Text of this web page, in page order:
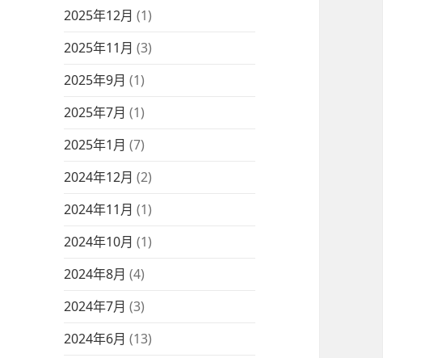
2025年12月 (1)
2025年11月 (3)
2025年9月 (1)
2025年7月 (1)
2025年1月 (7)
2024年12月 (2)
2024年11月 (1)
2024年10月 (1)
2024年8月 (4)
2024年7月 (3)
2024年6月 (13)